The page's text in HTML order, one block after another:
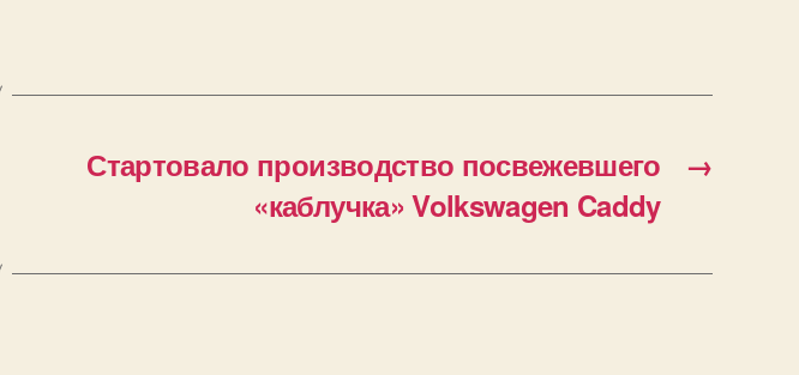
→
Стартовало производство посвежевшего
«каблучка» Volkswagen Caddy